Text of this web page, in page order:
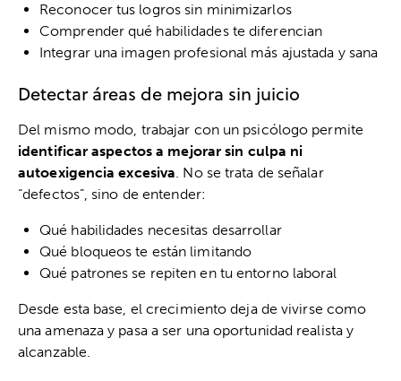
Reconocer tus logros sin minimizarlos
Comprender qué habilidades te diferencian
Integrar una imagen profesional más ajustada y sana
Detectar áreas de mejora sin juicio
Del mismo modo, trabajar con un psicólogo permite
identificar aspectos a mejorar sin culpa ni
autoexigencia excesiva. No se trata de señalar
“defectos”, sino de entender:
Qué habilidades necesitas desarrollar
Qué bloqueos te están limitando
Qué patrones se repiten en tu entorno laboral
Desde esta base, el crecimiento deja de vivirse como
una amenaza y pasa a ser una oportunidad realista y
alcanzable.